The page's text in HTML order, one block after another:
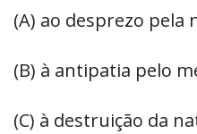
(A) ao desprezo pela
(B) à antipatia pelo
(C) à destruição da